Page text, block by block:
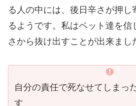
る人の中には、後日辛さが押し
るようです。私はペット達を信
さから抜け出すことが出来まし
自分の責任で死なせてしまっ
す